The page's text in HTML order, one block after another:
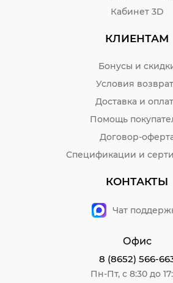
Кабинет 3D
КЛИЕНТАМ
Бонусы и
Условия
Доставка и
Помощь
Договор-
Спецификации и
КОНТАКТЫ
Чат
Офис
8 (8652) 566-
Пн-Пт, с 8:30 до